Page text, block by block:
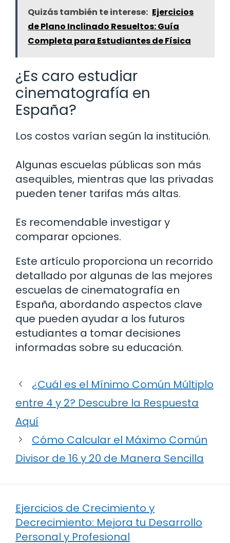
Quizás también te interese: Ejercicios
de Plano Inclinado Resueltos: Guía
Completa para Estudiantes de Física
¿Es caro estudiar
cinematografía en
España?
Los costos varían según la institución.
Algunas escuelas públicas son más
asequibles, mientras que las privadas
pueden tener tarifas más altas.
Es recomendable investigar y
comparar opciones.
Este artículo proporciona un recorrido
detallado por algunas de las mejores
escuelas de cinematografía en
España, abordando aspectos clave
que pueden ayudar a los futuros
estudiantes a tomar decisiones
informadas sobre su educación.
¿Cuál es el Mínimo Común Múltiplo
entre 4 y 2? Descubre la Respuesta
Aquí
Cómo Calcular el Máximo Común
Divisor de 16 y 20 de Manera Sencilla
Ejercicios de Crecimiento y
Decrecimiento: Mejora tu Desarrollo
Personal y Profesional